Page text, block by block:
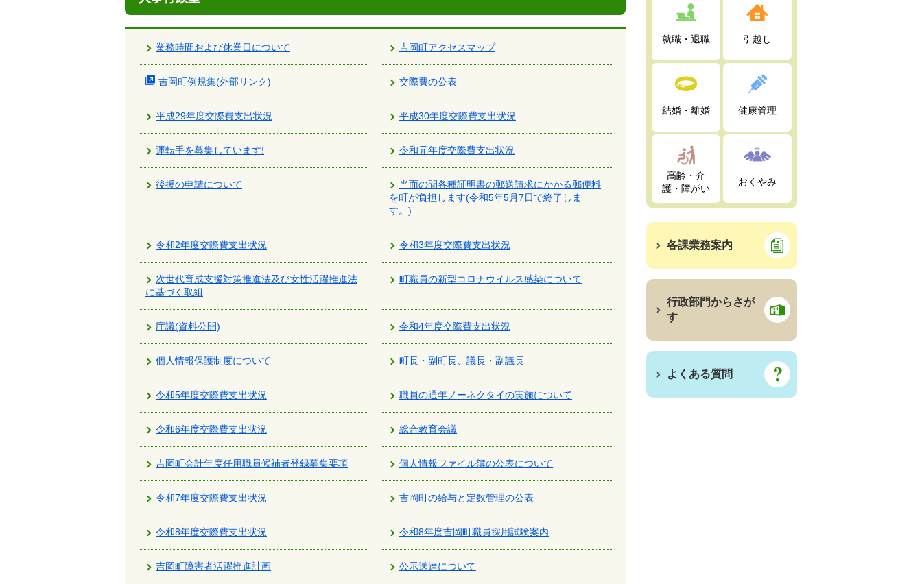
業務時間および休業日について 吉岡町アクセスマップ
吉岡町例規集(外部リンク) 交際費の公表
平成29年度交際費支出状況 平成30年度交際費支出状況
運転手を募集しています! 令和元年度交際費支出状況
後援の申請について
当面の間各種証明書の郵送請求にかかる郵便料
を町が負担します(令和5年5月7日で終了しま
す。)
令和2年度交際費支出状況 令和3年度交際費支出状況
次世代育成支援対策推進法及び女性活躍推進法
に基づく取組
町職員の新型コロナウイルス感染について
庁議(資料公開) 令和4年度交際費支出状況
個人情報保護制度について 町長・副町長、議長・副議長
令和5年度交際費支出状況 職員の通年ノーネクタイの実施について
令和6年度交際費支出状況 総合教育会議
吉岡町会計年度任用職員候補者登録募集要項 個人情報ファイル簿の公表について
令和7年度交際費支出状況 吉岡町の給与と定数管理の公表
令和8年度交際費支出状況 令和8年度吉岡町職員採用試験案内
吉岡町障害者活躍推進計画 公示送達について
就職・退職 引越し
結婚・離婚 健康管理
高齢・介
護・障がい
おくやみ
各課業務案内
行政部門からさが
す
よくある質問